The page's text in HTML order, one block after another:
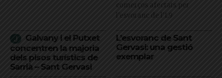
comerços afectats per
l'esvoranc de l'L9
Galvany i el Putxet
concentren la majoria
dels pisos turístics de
Sarrià – Sant Gervasi
L’esvoranc de Sant
Gervasi: una gestió
exemplar